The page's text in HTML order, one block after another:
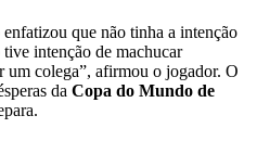
que não tinha a intenção
intenção de machucar
um colega”, afirmou o jogador. O
da Copa do Mundo de